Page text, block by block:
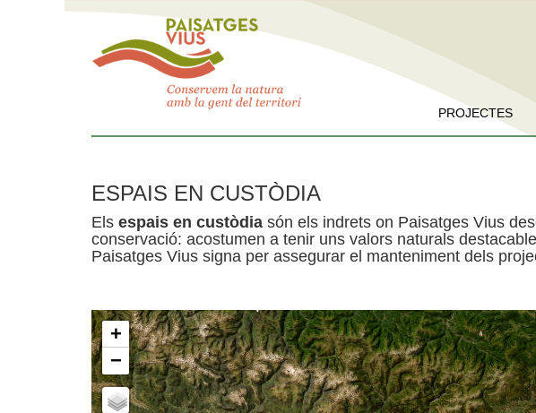
PROJECTES
ESPAIS EN CUSTÒDIA
Els espais en custòdia són els indrets on Paisatges Vius
conservació: acostumen a tenir uns valors naturals
Paisatges Vius signa per assegurar el manteniment dels
+
−